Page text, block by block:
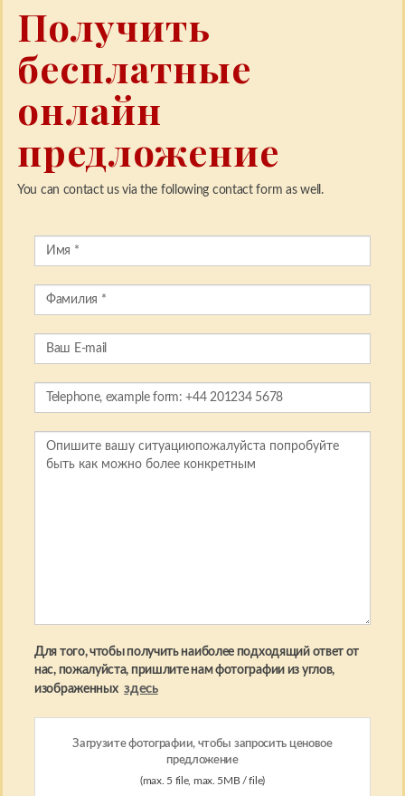
Получить
бесплатные
онлайн
предложение
You can contact us via the following contact form as well.
Для того, чтобы получить наиболее подходящий ответ от
нас, пожалуйста, пришлите нам фотографии из углов,
изображенных здесь
Загрузите фотографии, чтобы запросить ценовое
предложение
(max. 5 file, max. 5MB / file)